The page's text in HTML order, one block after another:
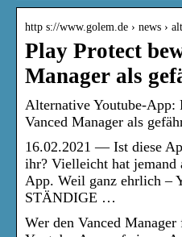
http s://www.golem.de › news ›
Play Protect
Manager als
Alternative Youtube-App:
Vanced Manager als
16.02.2021 — Ist diese
ihr? Vielleicht hat jemand
App. Weil ganz ehrlich –
STÄNDIGE …
Wer den Vanced